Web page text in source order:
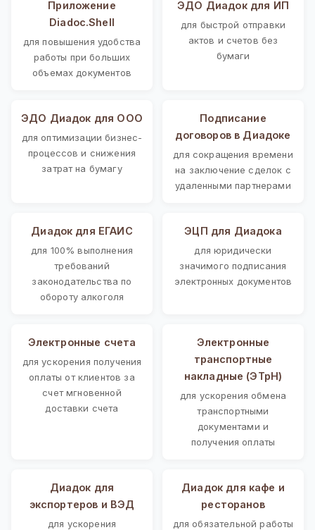
Приложение
Diadoc.Shell
для повышения удобства
работы при больших
объемах документов
ЭДО Диадок для ИП
для быстрой отправки
актов и счетов без
бумаги
ЭДО Диадок для ООО
для оптимизации бизнес-
процессов и снижения
затрат на бумагу
Подписание
договоров в Диадоке
для сокращения времени
на заключение сделок с
удаленными партнерами
Диадок для ЕГАИС
для 100% выполнения
требований
законодательства по
обороту алкоголя
ЭЦП для Диадока
для юридически
значимого подписания
электронных документов
Электронные счета
для ускорения получения
оплаты от клиентов за
счет мгновенной
доставки счета
Электронные
транспортные
накладные (ЭТрН)
для ускорения обмена
транспортными
документами и
получения оплаты
Диадок для
экспортеров и ВЭД
для ускорения
Диадок для кафе и
ресторанов
для обязательной работы